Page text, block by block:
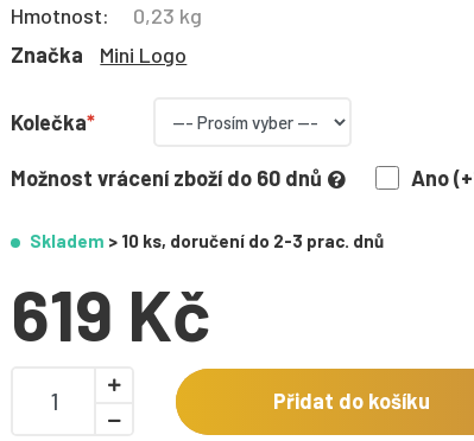
Hmotnost:
0,23 kg
Značka
Mini Logo
Kolečka
Možnost vrácení zboží do 60 dnů Ano
Skladem > 10 ks, doručení do 2-3 prac. dnů
619 Kč
Přidat do košíku